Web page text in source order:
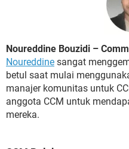
Noureddine Bouzidi –
Noureddine sangat
betul saat mulai
manajer komunitas untuk
anggota CCM untuk
mereka.